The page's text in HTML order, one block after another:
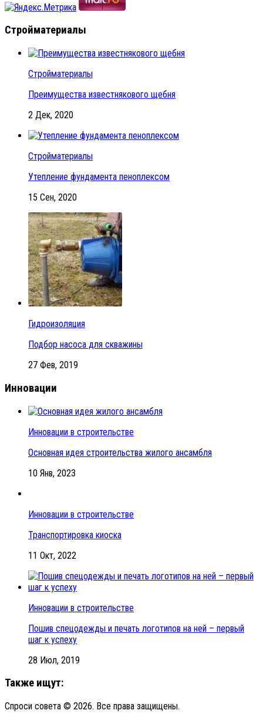
Стройматериалы
Стройматериалы
Преимущества известнякового щебня
2 Дек, 2020
Стройматериалы
Утепление фундамента пеноплексом
15 Сен, 2020
Гидроизоляция
Подбор насоса для скважины
27 Фев, 2019
Инновации
Инновации в строительстве
Основная идея строительства жилого ансамбля
10 Янв, 2023
Инновации в строительстве
Транспортировка киоска
11 Окт, 2022
Инновации в строительстве
Пошив спецодежды и печать логотипов на ней – первый
шаг к успеху
28 Июл, 2019
Также ищут:
Спроси совета © 2026. Все права защищены.